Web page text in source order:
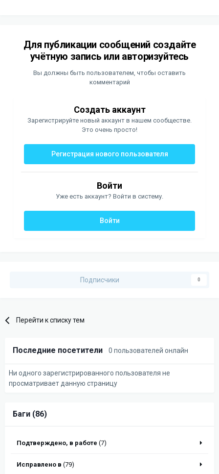
Для публикации сообщений создайте
учётную запись или авторизуйтесь
Вы должны быть пользователем, чтобы оставить
комментарий
Создать аккаунт
Зарегистрируйте новый аккаунт в нашем сообществе.
Это очень просто!
Регистрация нового пользователя
Войти
Уже есть аккаунт? Войти в систему.
Войти
Подписчики 0
Перейти к списку тем
Последние посетители 0 пользователей онлайн
Ни одного зарегистрированного пользователя не
просматривает данную страницу
Баги (86)
Подтверждено, в работе (7)
Исправлено в (79)